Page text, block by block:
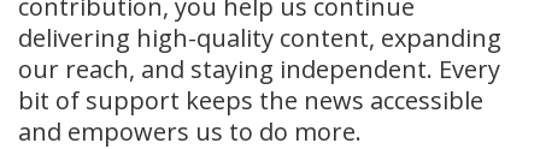
contribution, you help us continue
delivering high-quality content, expanding
our reach, and staying independent. Every
bit of support keeps the news accessible
and empowers us to do more.